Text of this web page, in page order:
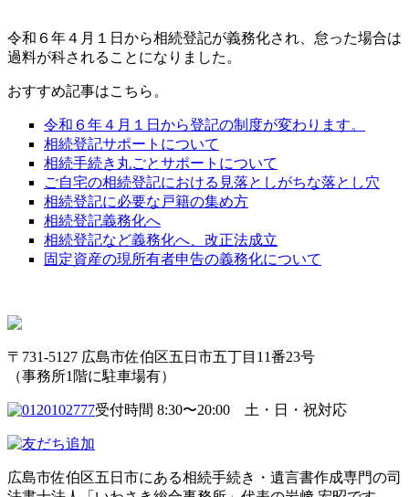
令和６年４月１日から相続登記が義務化され、怠った場合は
過料が科されることになりました。
おすすめ記事はこちら。
令和６年４月１日から登記の制度が変わります。
相続登記サポートについて
相続手続き丸ごとサポートについて
ご自宅の相続登記における見落としがちな落とし穴
相続登記に必要な戸籍の集め方
相続登記義務化へ
相続登記など義務化へ、改正法成立
固定資産の現所有者申告の義務化について
〒731-5127 広島市佐伯区五日市五丁目11番23号
（事務所1階に駐車場有）
受付時間 8:30〜20:00 土・日・祝対応
広島市佐伯区五日市にある相続手続き・遺言書作成専門の司